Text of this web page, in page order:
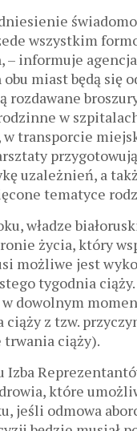
wszystkim
informuje
miast będą się
rozdawane
w
transporcie
uzależnień, a
tematyce
władze
życia, który
możliwe jest
tygodnia
dowolnym
z tzw.
trwania ciąży).
Izba
które
jeśli odmowa